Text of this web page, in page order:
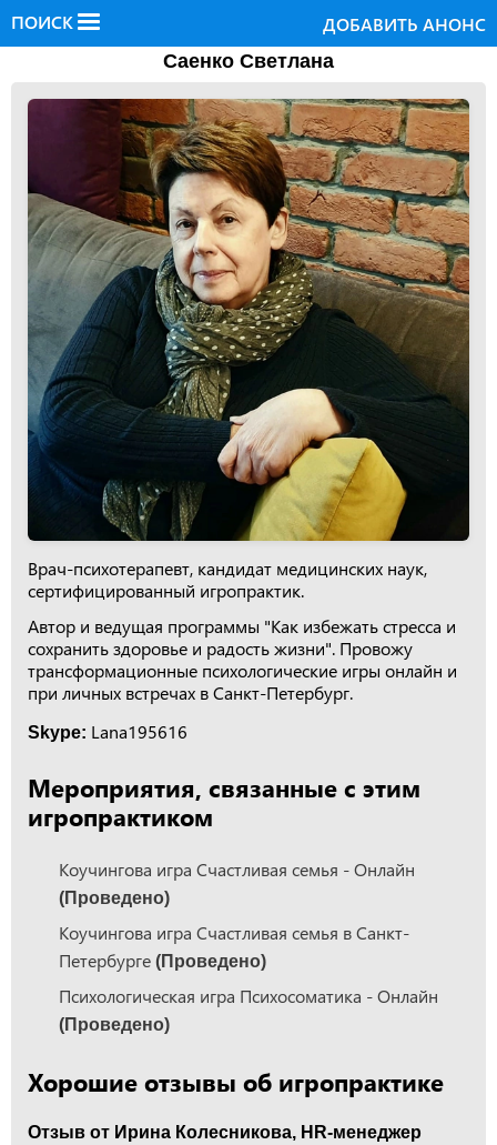
ПОИСК ДОБАВИТЬ АНОНС
Саенко Светлана
Врач-психотерапевт, кандидат медицинских наук,
сертифицированный игропрактик.
Автор и ведущая программы "Как избежать стресса и
сохранить здоровье и радость жизни". Провожу
трансформационные психологические игры онлайн и
при личных встречах в Санкт-Петербург.
Skype: Lana195616
Мероприятия, связанные с этим
игропрактиком
Коучингова игра Счастливая семья - Онлайн
(Проведено)
Коучингова игра Счастливая семья в Санкт-
Петербурге (Проведено)
Психологическая игра Психосоматика - Онлайн
(Проведено)
Хорошие отзывы об игропрактике
Отзыв от Ирина Колесникова, HR-менеджер